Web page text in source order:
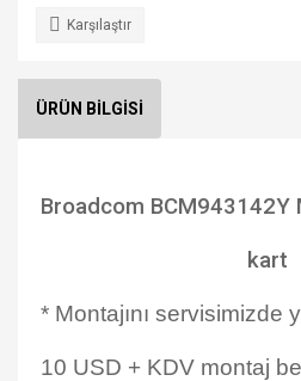
Karşılaştır
ÜRÜN BİLGİSİ
Broadcom
kart
* Montajını servisimizde
10 USD + KDV montaj